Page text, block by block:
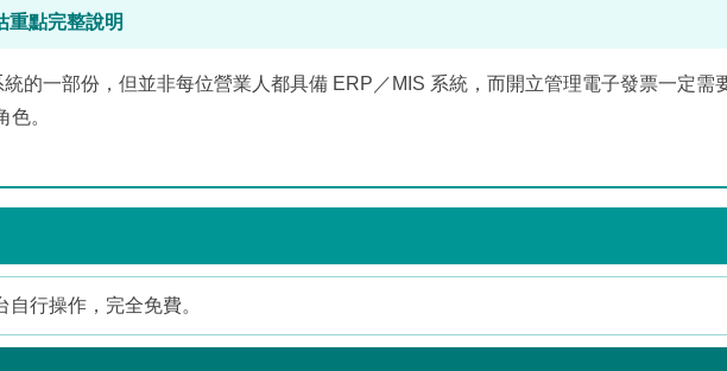
重點完整說明
的一部份，但並非每位營業人都具備 ERP／MIS 系統，而開立管理電子發票一定需
色。
行操作，完全免費。